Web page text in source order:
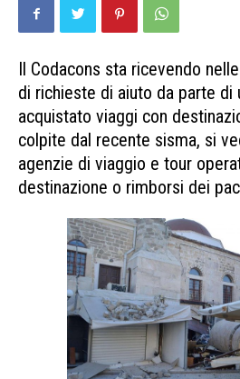
Il Codacons sta ricevendo
di richieste di aiuto da parte di
acquistato viaggi con
colpite dal recente sisma, si
agenzie di viaggio e tour
destinazione o rimborsi dei